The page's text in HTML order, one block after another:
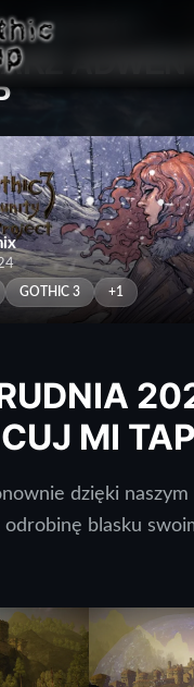
> WIADOMOŚCI
GOTHIC 3 +1
MI
dzięki naszym
odrobinę blasku